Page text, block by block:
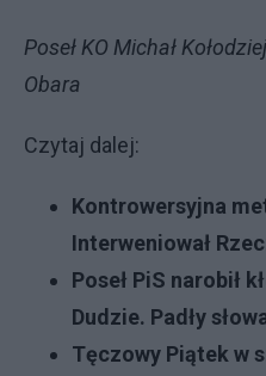
Poseł KO Michał
Obara
Czytaj dalej:
Kontrowersyjna
Interweniował
Poseł PiS narobił
Dudzie. Padły
Tęczowy Piątek w